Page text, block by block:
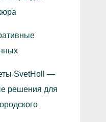
SvetHoll —
решения для